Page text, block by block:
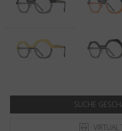
Sprache:Deutsch
SUCHE
VIRTUAL